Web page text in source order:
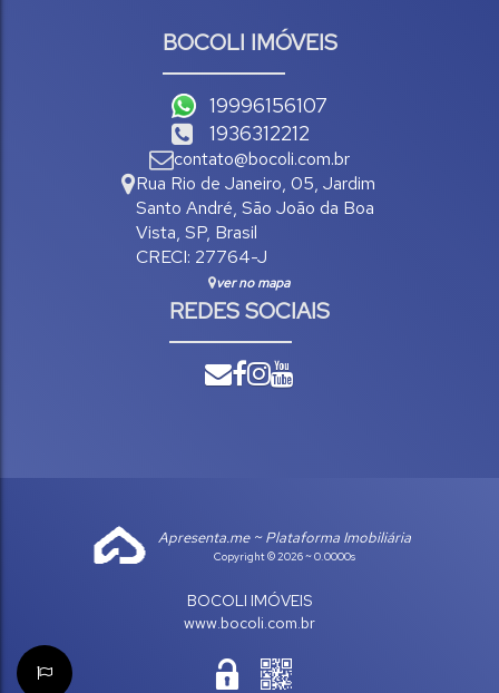
BOCOLI IMÓVEIS
19996156107
1936312212
contato@bocoli.com.br
Rua Rio de Janeiro, 05, Jardim
Santo André, São João da Boa
Vista, SP, Brasil
CRECI: 27764-J
ver no mapa
REDES SOCIAIS
Apresenta.me ~ Plataforma Imobiliária
Copyright © 2026 ~ 0.0000s
BOCOLI IMÓVEIS
www.bocoli.com.br